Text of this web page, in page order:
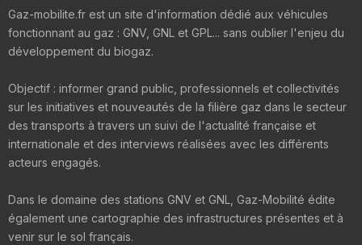
Gaz-mobilite.fr est un site d'information dédié aux véhicules
fonctionnant au gaz : GNV, GNL et GPL... sans oublier l'enjeu du
développement du biogaz.
Objectif : informer grand public, professionnels et collectivités
sur les initiatives et nouveautés de la filière gaz dans le secteur
des transports à travers un suivi de l'actualité française et
internationale et des interviews réalisées avec les différents
acteurs engagés.
Dans le domaine des stations GNV et GNL, Gaz-Mobilité édite
également une cartographie des infrastructures présentes et à
venir sur le sol français.